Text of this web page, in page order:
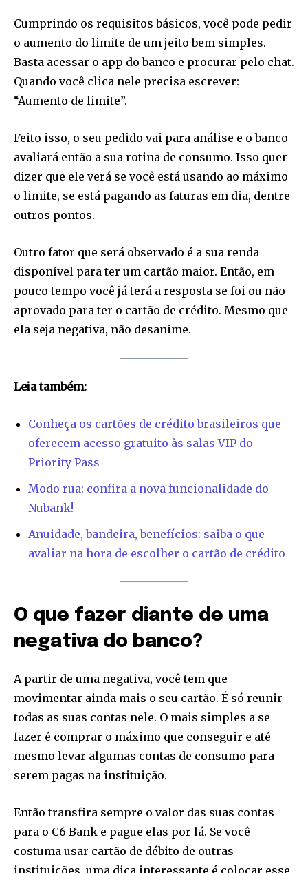
Join our community of
SUBSCRIBERS and be part of the
conversation.
or click the subscribe button below. Don't worry, we respect
your privacy and won't spam your inbox. Your information is
safe with us.
SUBSCRIBE
manual_count_instagram=”32111″ instagram=”#” twitch=”#”
manual_count_twitch=”11243″ tiktok=”#”
manual_count_tiktok=”32214″ f_network_font_family=”tt-
font_global”
Cumprindo os requisitos básicos, você pode pedir
o aumento do limite de um jeito bem simples.
Basta acessar o app do banco e procurar pelo chat.
Quando você clica nele precisa escrever:
“Aumento de limite”.
Feito isso, o seu pedido vai para análise e o banco
avaliará então a sua rotina de consumo. Isso quer
dizer que ele verá se você está usando ao máximo
o limite, se está pagando as faturas em dia, dentre
outros pontos.
Outro fator que será observado é a sua renda
disponível para ter um cartão maior. Então, em
pouco tempo você já terá a resposta se foi ou não
aprovado para ter o cartão de crédito. Mesmo que
ela seja negativa, não desanime.
Leia também:
Conheça os cartões de crédito brasileiros que
oferecem acesso gratuito às salas VIP do
Priority Pass
Modo rua: confira a nova funcionalidade do
Nubank!
Anuidade, bandeira, benefícios: saiba o que
avaliar na hora de escolher o cartão de crédito
O que fazer diante de uma
negativa do banco?
A partir de uma negativa, você tem que
movimentar ainda mais o seu cartão. É só reunir
todas as suas contas nele. O mais simples a se
fazer é comprar o máximo que conseguir e até
mesmo levar algumas contas de consumo para
serem pagas na instituição.
Então transfira sempre o valor das suas contas
para o C6 Bank e pague elas por lá. Se você
costuma usar cartão de débito de outras